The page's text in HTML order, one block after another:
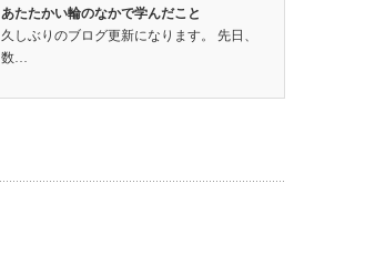
あたたかい輪のなかで学んだこと
久しぶりのブログ更新になります。 先日、
数…